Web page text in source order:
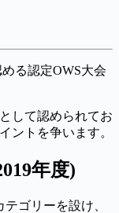
る認定OWS大会
して認められてお
ントを争います。
年度)
ゴリーを設け、